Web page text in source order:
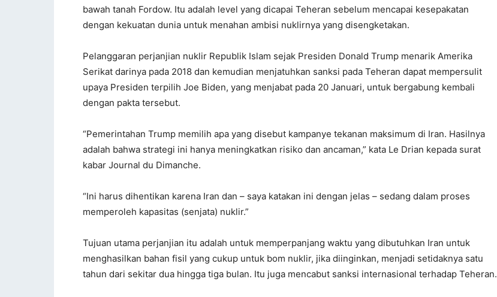
bawah tanah Fordow. Itu adalah level yang dicapai Teheran sebelum mencapai kesepakatan
dengan kekuatan dunia untuk menahan ambisi nuklirnya yang disengketakan.
Pelanggaran perjanjian nuklir Republik Islam sejak Presiden Donald Trump menarik Amerika
Serikat darinya pada 2018 dan kemudian menjatuhkan sanksi pada Teheran dapat mempersulit
upaya Presiden terpilih Joe Biden, yang menjabat pada 20 Januari, untuk bergabung kembali
dengan pakta tersebut.
“Pemerintahan Trump memilih apa yang disebut kampanye tekanan maksimum di Iran. Hasilnya
adalah bahwa strategi ini hanya meningkatkan risiko dan ancaman,” kata Le Drian kepada surat
kabar Journal du Dimanche.
“Ini harus dihentikan karena Iran dan – saya katakan ini dengan jelas – sedang dalam proses
memperoleh kapasitas (senjata) nuklir.”
Tujuan utama perjanjian itu adalah untuk memperpanjang waktu yang dibutuhkan Iran untuk
menghasilkan bahan fisil yang cukup untuk bom nuklir, jika diinginkan, menjadi setidaknya satu
tahun dari sekitar dua hingga tiga bulan. Itu juga mencabut sanksi internasional terhadap Teheran.